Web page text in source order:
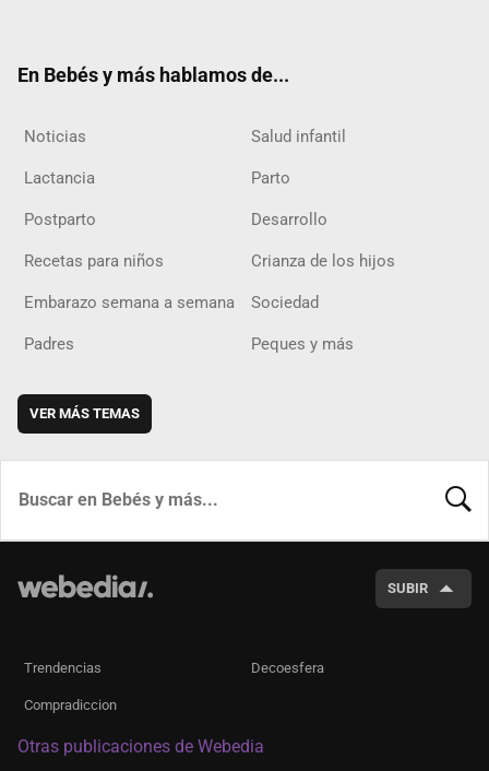
En Bebés y más hablamos de...
Noticias Salud infantil
Lactancia Parto
Postparto Desarrollo
Recetas para niños Crianza de los hijos
Embarazo semana a semana Sociedad
Padres Peques y más
VER MÁS TEMAS
SUBIR
Trendencias Decoesfera
Compradiccion
Otras publicaciones de Webedia